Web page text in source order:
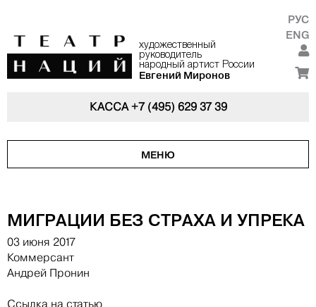
художественный
руководитель
народный артист России
Евгений Миронов
РУС
ENG
КАССА+7 (495) 629 37 39
МЕНЮ
МИГРАЦИИ БЕЗ СТРАХА И УПРЕКА
03 июня 2017
Коммерсант
Андрей Пронин
Ссылка на статью